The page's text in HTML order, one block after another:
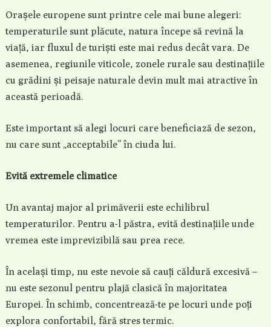
Orașele europene sunt printre cele mai bune alegeri:
temperaturile sunt plăcute, natura începe să revină la
viață, iar fluxul de turiști este mai redus decât vara. De
asemenea, regiunile viticole, zonele rurale sau destinațiile
cu grădini și peisaje naturale devin mult mai atractive în
această perioadă.
Este important să alegi locuri care beneficiază de sezon,
nu care sunt „acceptabile” în ciuda lui.
Evită extremele climatice
Un avantaj major al primăverii este echilibrul
temperaturilor. Pentru a-l păstra, evită destinațiile unde
vremea este imprevizibilă sau prea rece.
În același timp, nu este nevoie să cauți căldură excesivă –
nu este sezonul pentru plajă clasică în majoritatea
Europei. În schimb, concentrează-te pe locuri unde poți
explora confortabil, fără stres termic.